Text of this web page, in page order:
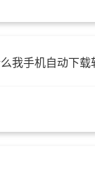
我手机自动下载